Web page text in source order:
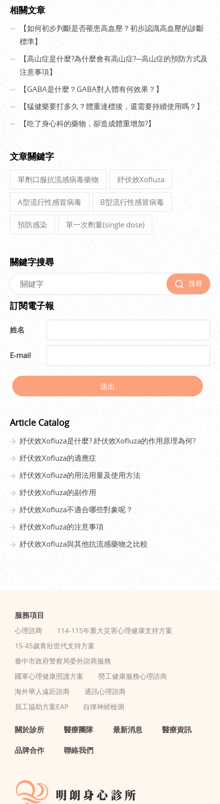
相關文章
【如何初步判斷是否罹患高血壓？初步認識高血壓的診斷
標準】
【高山症是什麼?為什麼會有高山症?─高山症的預防方式及
注意事項】
【GABA是什麼？GABA對人體有何效果？】
【猛健樂要打多久？體重達標後，還需要持續使用嗎？】
【吃了身心科的藥物，卻造成體重增加?】
文章關鍵字
單劑口服抗流感病毒藥物 紓伏效Xofluza
A型流行性感冒病毒 B型流行性感冒病毒
預防感染 單一次劑量(single dose)
關鍵字搜尋
搜尋
訂閱電子報
姓名
E-mail
送出
Article Catalog
紓伏效Xofluza是什麼? 紓伏效Xofluza的作用原理為何?
紓伏效Xofluza的適應症
紓伏效Xofluza的用法用量及使用方法
紓伏效Xofluza的副作用
紓伏效Xofluza不適合哪些對象呢？
紓伏效Xofluza的注意事項
紓伏效Xofluza與其他抗流感藥物之比較
服務項目
心理諮商
114-115年重大災害心理健康支持方案
15-45歲青壯世代支持方案
臺中市政府警察局委外諮商服務
國軍心理健康照護方案
勞工健康服務心理諮商
海外華人遠距諮商
通訊心理諮商
員工協助方案EAP
自律神經檢測
關於診所 醫療團隊 最新消息 醫療資訊
品牌合作 聯絡我們